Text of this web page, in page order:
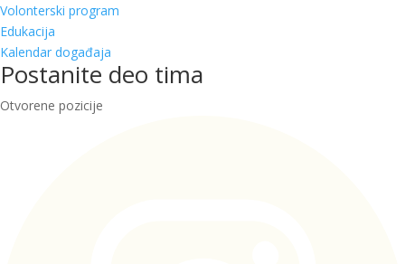
Volonterski program
Edukacija
Kalendar događaja
Postanite deo tima
Otvorene pozicije